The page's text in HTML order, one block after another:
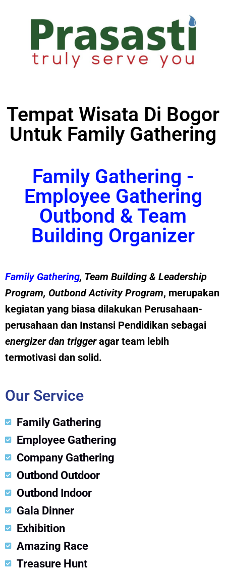
Tempat Wisata Di Bogor
Untuk Family Gathering
Family Gathering -
Employee Gathering
Outbond & Team
Building Organizer
Family Gathering, Team Building & Leadership
Program, Outbond Activity Program, merupakan
kegiatan yang biasa dilakukan Perusahaan-
perusahaan dan Instansi Pendidikan sebagai
energizer dan triggeragar team lebih
termotivasi dan solid.
Our Service
Family Gathering
Employee Gathering
Company Gathering
Outbond Outdoor
Outbond Indoor
Gala Dinner
Exhibition
Amazing Race
Treasure Hunt